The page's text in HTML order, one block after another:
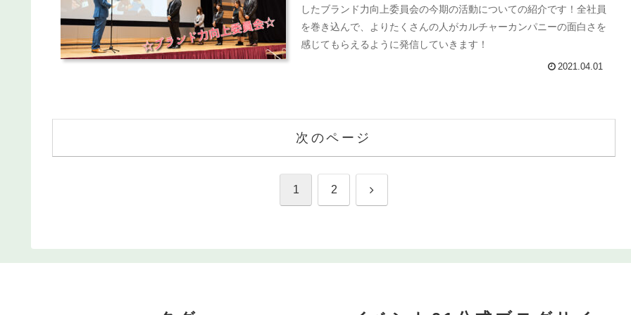
したブランド力向上委員会の今期の活動についての紹介です！全社員
を巻き込んで、よりたくさんの人がカルチャーカンパニーの面白さを
感じてもらえるように発信していきます！
2021.04.01
次のページ
1 2 次へ